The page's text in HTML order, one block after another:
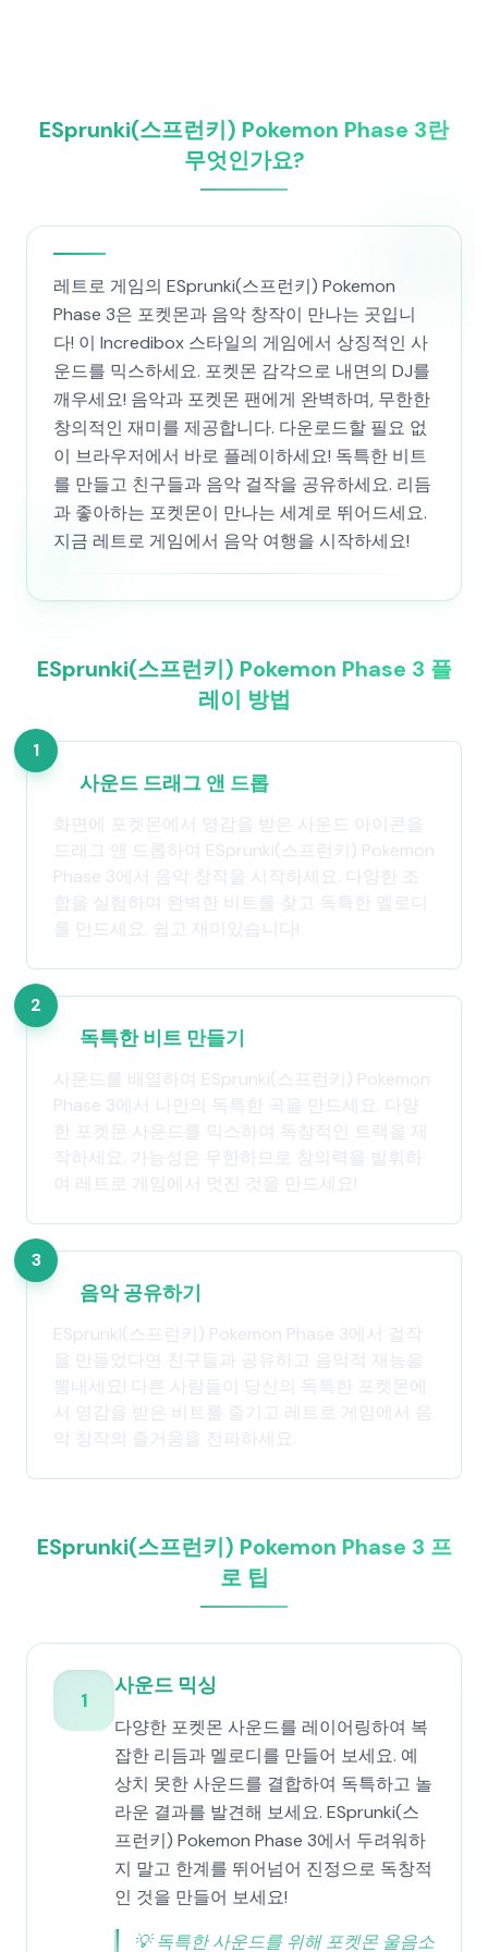
ESprunki(스프런키) Pokemon Phase 3란
무엇인가요?
레트로 게임의 ESprunki(스프런키) Pokemon
Phase 3은 포켓몬과 음악 창작이 만나는 곳입니
다! 이 Incredibox 스타일의 게임에서 상징적인 사
운드를 믹스하세요. 포켓몬 감각으로 내면의 DJ를
깨우세요! 음악과 포켓몬 팬에게 완벽하며, 무한한
창의적인 재미를 제공합니다. 다운로드할 필요 없
이 브라우저에서 바로 플레이하세요! 독특한 비트
를 만들고 친구들과 음악 걸작을 공유하세요. 리듬
과 좋아하는 포켓몬이 만나는 세계로 뛰어드세요.
지금 레트로 게임에서 음악 여행을 시작하세요!
ESprunki(스프런키) Pokemon Phase 3 플
레이 방법
1
사운드 드래그 앤 드롭
화면에 포켓몬에서 영감을 받은 사운드 아이콘을
드래그 앤 드롭하여 ESprunki(스프런키) Pokemon
Phase 3에서 음악 창작을 시작하세요. 다양한 조
합을 실험하여 완벽한 비트를 찾고 독특한 멜로디
를 만드세요. 쉽고 재미있습니다!
2
독특한 비트 만들기
사운드를 배열하여 ESprunki(스프런키) Pokemon
Phase 3에서 나만의 독특한 곡을 만드세요. 다양
한 포켓몬 사운드를 믹스하여 독창적인 트랙을 제
작하세요. 가능성은 무한하므로 창의력을 발휘하
여 레트로 게임에서 멋진 것을 만드세요!
3
음악 공유하기
ESprunki(스프런키) Pokemon Phase 3에서 걸작
을 만들었다면 친구들과 공유하고 음악적 재능을
뽐내세요! 다른 사람들이 당신의 독특한 포켓몬에
서 영감을 받은 비트를 즐기고 레트로 게임에서 음
악 창작의 즐거움을 전파하세요.
ESprunki(스프런키) Pokemon Phase 3 프
로 팁
1
사운드 믹싱
다양한 포켓몬 사운드를 레이어링하여 복
잡한 리듬과 멜로디를 만들어 보세요. 예
상치 못한 사운드를 결합하여 독특하고 놀
라운 결과를 발견해 보세요. ESprunki(스
프런키) Pokemon Phase 3에서 두려워하
지 말고 한계를 뛰어넘어 진정으로 독창적
인 것을 만들어 보세요!
💡독특한 사운드를 위해 포켓몬 울음소